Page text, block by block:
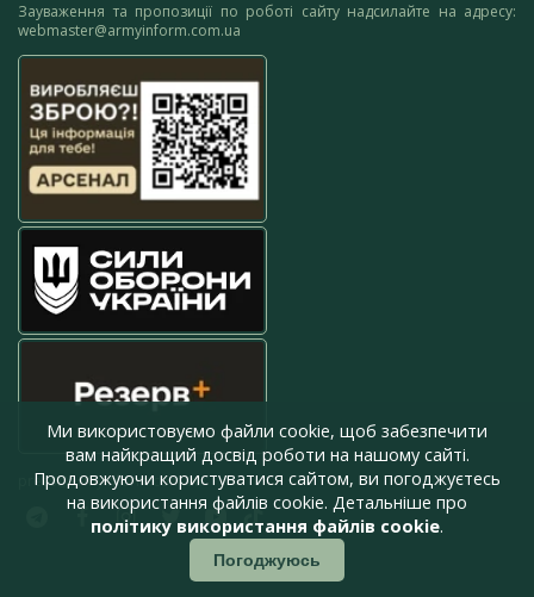
Зауваження та пропозиції по роботі сайту надсилайте на адресу:
webmaster@armyinform.com.ua
press@armyinform.com.ua
Ми використовуємо файли cookie, щоб забезпечити
вам найкращий досвід роботи на нашому сайті.
Продовжуючи користуватися сайтом, ви погоджуєтесь
на використання файлів cookie. Детальніше про
політику використання файлів cookie.
Погоджуюсь